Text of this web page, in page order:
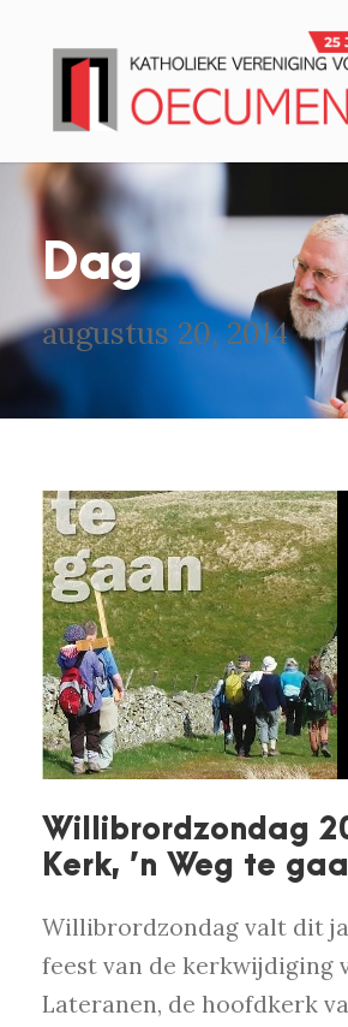
Dag
augustus 20, 2014
Willibrordzondag
Kerk, ’n Weg te
Willibrordzondag valt dit
feest van de kerkwijdiging
Lateranen, de hoofdkerk